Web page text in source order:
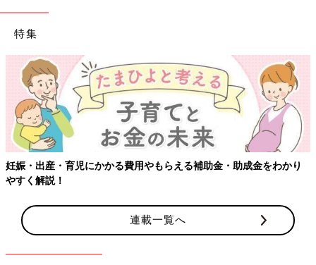
特集
妊娠・出産・育児にかかる費用やもらえる補助金・助成金をわかり
やすく解説！
連載一覧へ